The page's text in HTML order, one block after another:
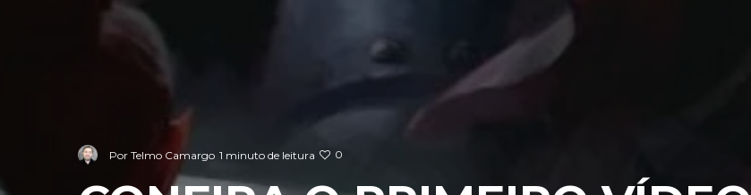
Por Telmo Camargo 1 minuto de leitura 0